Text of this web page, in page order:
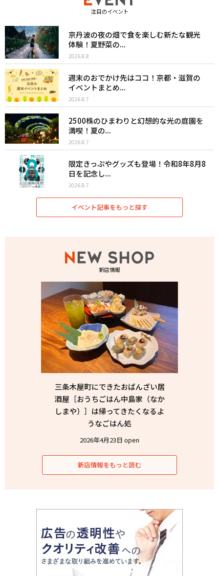
注目のイベント
京丹波の夜の畑で食を楽しむ新たな観光
体験！夏野菜の...
2026.8.8
週末のおでかけ先はココ！京都・滋賀の
イベントまとめ...
2026.8.7
2500株のひまわりと幻想的な光の庭園を
満喫！夏の...
2026.8.7
限定きっぷやグッズも登場！令和8年8月8
日を記念し...
2026.8.7
イベント記事をもっと探す
新店情報
三条木屋町にできたおばんざい居
酒屋［おうちごはん中島家（なか
しまや）］は帰ってきたくなるよ
うなごはん処
2026年4月23日 open
新店情報をもっと読む